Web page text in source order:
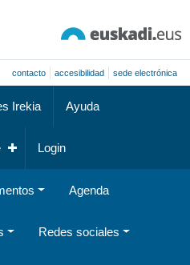
contacto accesibilidad sede electrónica
Irekia Ayuda
Login
Agenda
Redes sociales